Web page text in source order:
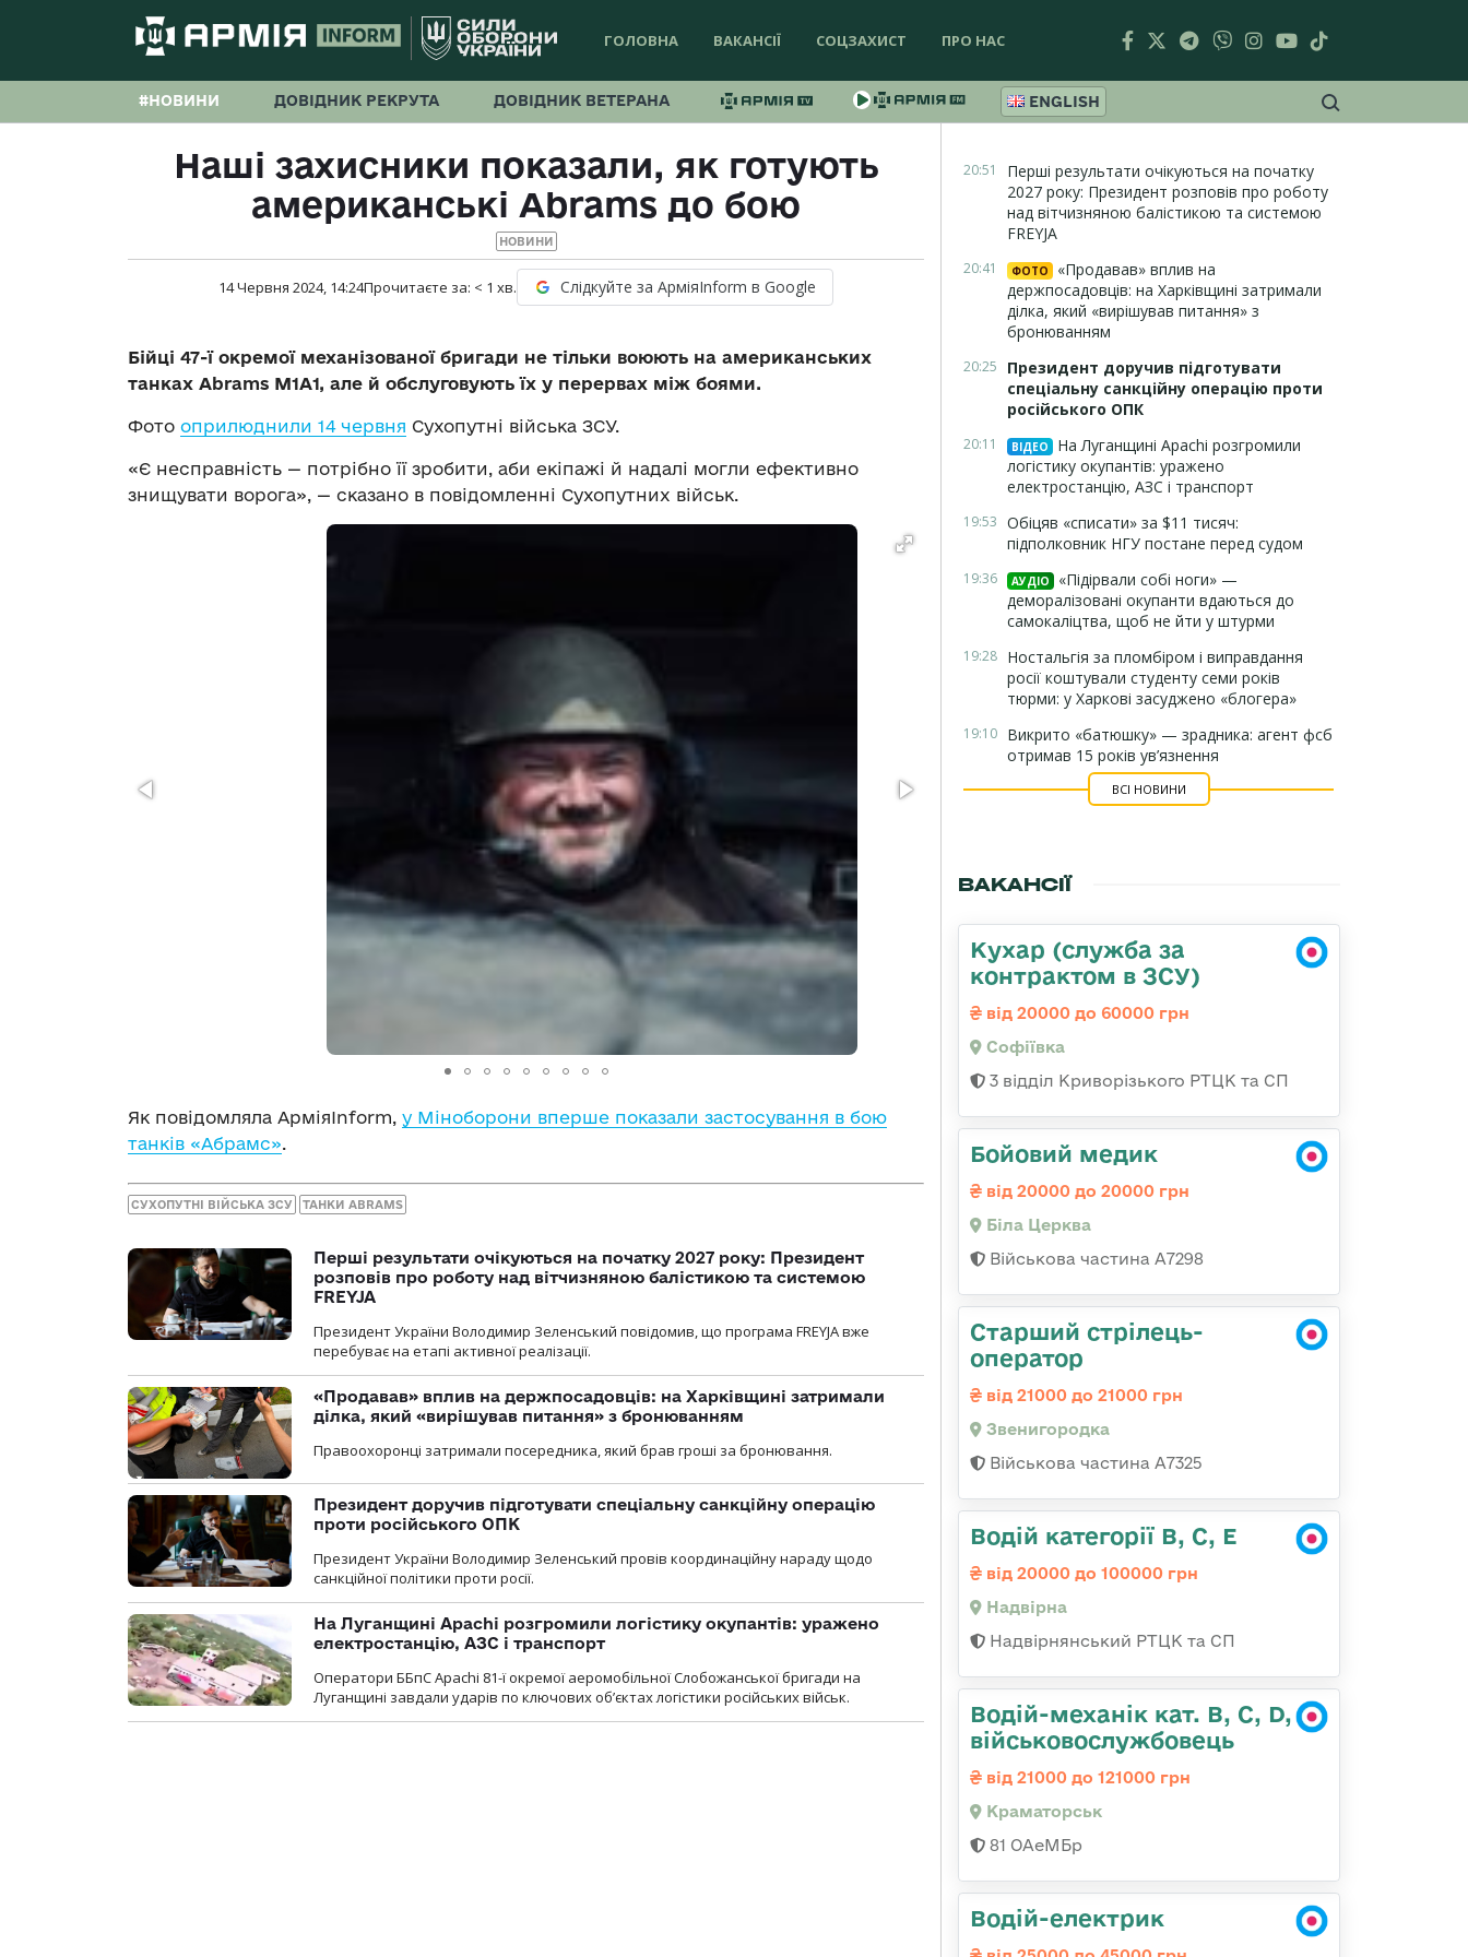
ГОЛОВНА ВАКАНСІЇ СОЦЗАХИСТ ПРО НАС
#НОВИНИ ДОВІДНИК РЕКРУТА ДОВІДНИК ВЕТЕРАНА ENGLISH
Наші захисники показали, як готують
американські Abrams до бою
НОВИНИ
14 Червня 2024, 14:24Прочитаєте за: < 1 хв. Слідкуйте за АрміяInform в Google
Бійці 47-ї окремої механізованої бригади не тільки воюють на американських
танках Abrams M1A1, але й обслуговують їх у перервах між боями.
Фото оприлюднили 14 червня Сухопутні війська ЗСУ.
«Є несправність — потрібно її зробити, аби екіпажі й надалі могли ефективно
знищувати ворога», — сказано в повідомленні Сухопутних військ.
Як повідомляла АрміяInform, у Міноборони вперше показали застосування в бою
танків «Абрамс».
СУХОПУТНІ ВІЙСЬКА ЗСУ ТАНКИ ABRAMS
Перші результати очікуються на початку 2027 року: Президент
розповів про роботу над вітчизняною балістикою та системою
FREYJA
Президент України Володимир Зеленський повідомив, що програма FREYJA вже
перебуває на етапі активної реалізації.
«Продавав» вплив на держпосадовців: на Харківщині затримали
ділка, який «вирішував питання» з бронюванням
Правоохоронці затримали посередника, який брав гроші за бронювання.
Президент доручив підготувати спеціальну санкційну операцію
проти російського ОПК
Президент України Володимир Зеленський провів координаційну нараду щодо
санкційної політики проти росії.
На Луганщині Apachi розгромили логістику окупантів: уражено
електростанцію, АЗС і транспорт
Оператори ББпС Apachi 81-ї окремої аеромобільної Слобожанської бригади на
Луганщині завдали ударів по ключових об’єктах логістики російських військ.
20:51
Перші результати очікуються на початку
2027 року: Президент розповів про роботу
над вітчизняною балістикою та системою
FREYJA
20:41 ФОТО
«Продавав» вплив на
держпосадовців: на Харківщині затримали
ділка, який «вирішував питання» з
бронюванням
20:25
Президент доручив підготувати
спеціальну санкційну операцію проти
російського ОПК
20:11 ВІДЕО
На Луганщині Apachi розгромили
логістику окупантів: уражено
електростанцію, АЗС і транспорт
19:53 Обіцяв «списати» за $11 тисяч:
підполковник НГУ постане перед судом
19:36 АУДІО
«Підірвали собі ноги» —
деморалізовані окупанти вдаються до
самокаліцтва, щоб не йти у штурми
19:28 Ностальгія за пломбіром і виправдання
росії коштували студенту семи років
тюрми: у Харкові засуджено «блогера»
19:10 Викрито «батюшку» — зрадника: агент фсб
отримав 15 років ув’язнення
ВСІ НОВИНИ
ВАКАНСІЇ
Кухар (служба за
контрактом в ЗСУ)
від 20000 до 60000 грн
Софіївка
3 відділ Криворізького РТЦК та СП
Бойовий медик
від 20000 до 20000 грн
Біла Церква
Військова частина А7298
Старший стрілець-
оператор
від 21000 до 21000 грн
Звенигородка
Військова частина А7325
Водій категорії В, С, Е
від 20000 до 100000 грн
Надвірна
Надвірнянський РТЦК та СП
Водій-механік кат. В, С, D,
військовослужбовець
від 21000 до 121000 грн
Краматорськ
81 ОАеМБр
Водій-електрик